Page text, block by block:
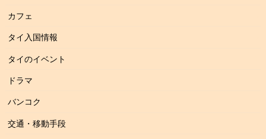
カフェ
タイ入国情報
タイのイベント
ドラマ
バンコク
交通・移動手段